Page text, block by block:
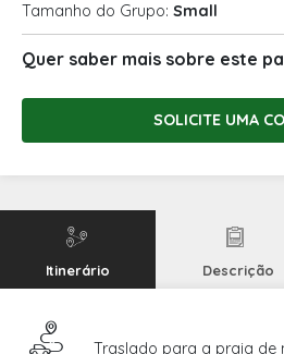
Tamanho do Grupo: Small
Quer saber mais sobre este
SOLICITE UMA
Itinerário Descrição
Traslado para a praia de